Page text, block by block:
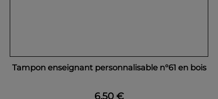
Tampon enseignant personnalisable n°61 en bois
6,50 €